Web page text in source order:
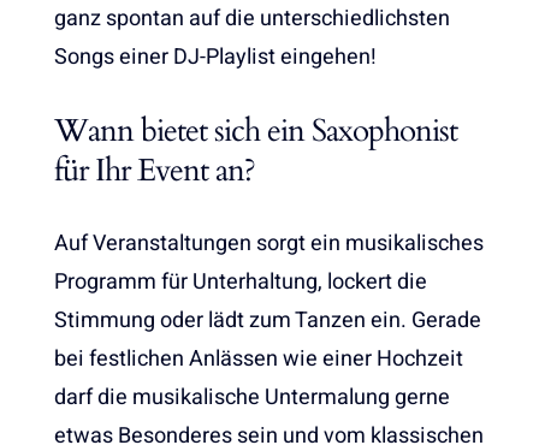
ganz spontan auf die unterschiedlichsten
Songs einer DJ-Playlist eingehen!
Wann bietet sich ein Saxophonist
für Ihr Event an?
Auf Veranstaltungen sorgt ein musikalisches
Programm für Unterhaltung, lockert die
Stimmung oder lädt zum Tanzen ein. Gerade
bei festlichen Anlässen wie einer Hochzeit
darf die musikalische Untermalung gerne
etwas Besonderes sein und vom klassischen